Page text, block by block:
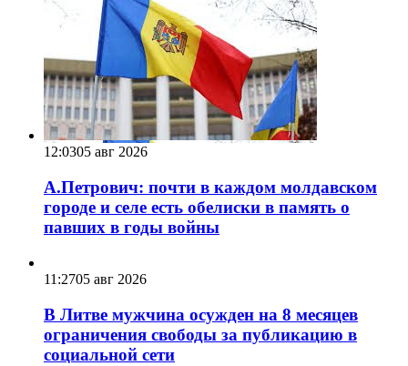
12:0305 авг 2026
А.Петрович: почти в каждом молдавском
городе и селе есть обелиски в память о
павших в годы войны
11:2705 авг 2026
В Литве мужчина осужден на 8 месяцев
ограничения свободы за публикацию в
социальной сети